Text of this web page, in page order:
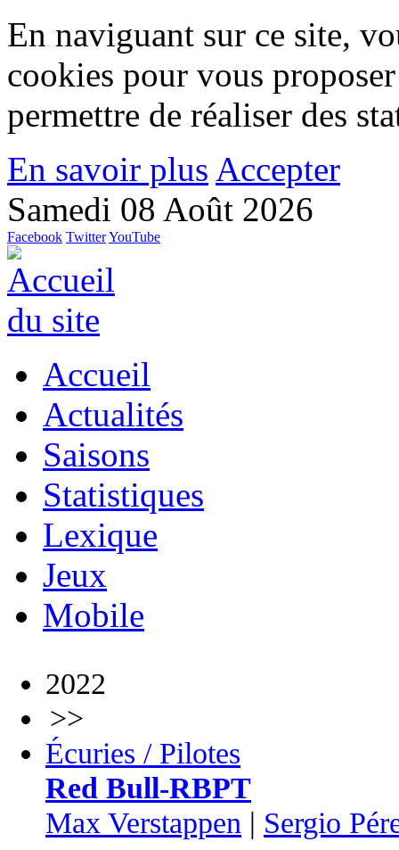
En naviguant sur ce site,
cookies pour vous
permettre de réaliser des
En savoir plus Accepter
Samedi 08 Août 2026
Facebook TwitterYouTube
Accueil
Actualités
Saisons
Statistiques
Lexique
Jeux
Mobile
2022
>>
Écuries / Pilotes
Red Bull-RBPT
Max Verstappen | Sergio